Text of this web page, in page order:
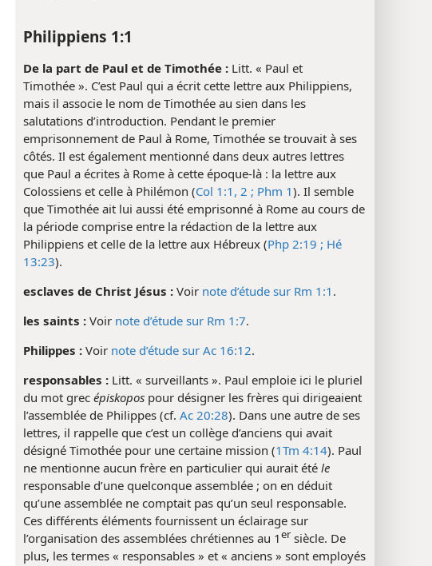
Philippiens 1:1
De la part de Paul et de Timothée : Litt. « Paul et
Timothée ». C’est Paul qui a écrit cette lettre aux Philippiens,
mais il associe le nom de Timothée au sien dans les
salutations d’introduction. Pendant le premier
emprisonnement de Paul à Rome, Timothée se trouvait à ses
côtés. Il est également mentionné dans deux autres lettres
que Paul a écrites à Rome à cette époque-là : la lettre aux
Colossiens et celle à Philémon (Col 1:1, 2 ; Phm 1). Il semble
que Timothée ait lui aussi été emprisonné à Rome au cours de
la période comprise entre la rédaction de la lettre aux
Philippiens et celle de la lettre aux Hébreux (Php 2:19 ; Hé
13:23).
esclaves de Christ Jésus : Voir note d’étude sur Rm 1:1 .
les saints : Voir note d’étude sur Rm 1:7.
Philippes : Voir note d’étude sur Ac 16:12.
responsables : Litt. « surveillants ». Paul emploie ici le pluriel
du mot grec épiskopos pour désigner les frères qui dirigeaient
l’assemblée de Philippes (cf. Ac 20:28). Dans une autre de ses
lettres, il rappelle que c’est un collège d’anciens qui avait
désigné Timothée pour une certaine mission (1Tm 4:14). Paul
ne mentionne aucun frère en particulier qui aurait été le
responsable d’une quelconque assemblée ; on en déduit
qu’une assemblée ne comptait pas qu’un seul responsable.
Ces différents éléments fournissent un éclairage sur
l’organisation des assemblées chrétiennes au 1er siècle. De
plus, les termes « responsables » et « anciens » sont employés